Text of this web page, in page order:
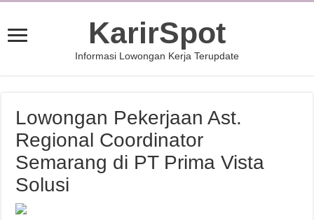
KarirSpot
Informasi Lowongan Kerja Terupdate
Lowongan Pekerjaan Ast.
Regional Coordinator
Semarang di PT Prima Vista
Solusi